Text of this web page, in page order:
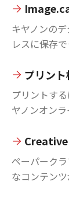
キヤノンの
レスに保存
プリント
プリントす
ヤノンオン
ペーパーク
なコンテン